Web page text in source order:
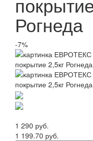
Рогнеда
-7%
1 290 руб.
1 199.70 руб.